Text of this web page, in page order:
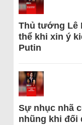
Thủ tướng Lê
thể khi xin ý
Putin
Sự nhục nhã
nhũng khi đối